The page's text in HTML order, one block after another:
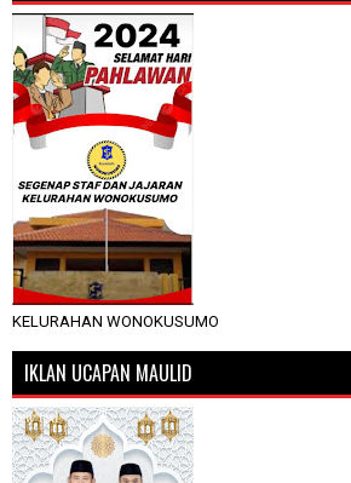
KELURAHAN WONOKUSUMO
IKLAN UCAPAN MAULID